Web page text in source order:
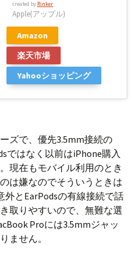
created by Rinker
Apple(アップル)
Amazon
楽天市場
Yahooショッピング
ズで、優先3.5mm接続の
ではなく以前はiPhone購入
現在もモバイル利用のとき
は嫌なのでそういうときは
外とEarPodsの有線接続で話
取りやすいので、無難な選
Proには3.5mmジャッ
ません。